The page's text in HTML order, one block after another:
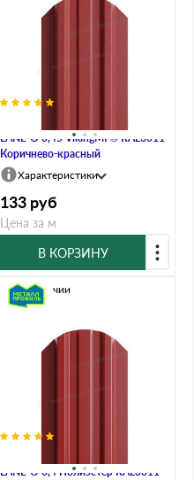
LАNE-O 0,45 VikingMP® RAL3011
Коричнево-красный
Характеристики
133 руб
Цена за м
В КОРЗИНУ
LАNE-O 0,4 Полиэстер RAL3011
В наличии